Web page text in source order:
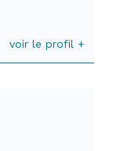
voir le profil +